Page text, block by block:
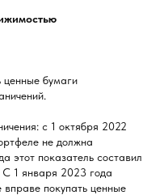
ценные бумаги
с 1 октября 2022
не должна
этот показатель составил
1 января 2023 года
покупать ценные